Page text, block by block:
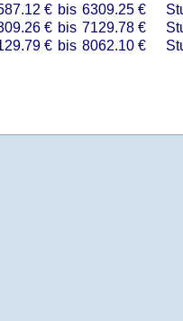
€ bis 6309.25 €
€ bis 7129.78 €
€ bis 8062.10 €